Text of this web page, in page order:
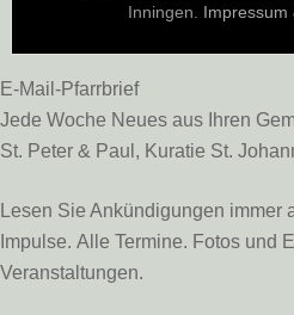
Inningen. Impressum
E-Mail-Pfarrbrief
Jede Woche Neues aus Ihren
St. Peter & Paul, Kuratie St.
Lesen Sie Ankündigungen immer
Impulse. Alle Termine. Fotos und
Veranstaltungen.